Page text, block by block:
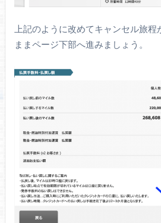
上記のように改めてキャンセル旅
ままページ下部へ進みましょう。